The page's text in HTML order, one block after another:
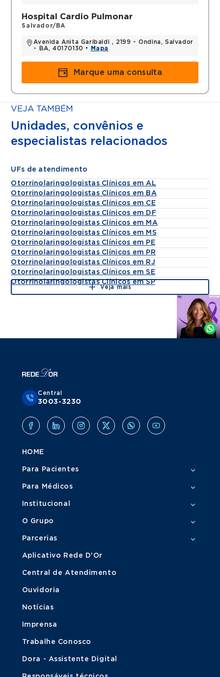
Hospital Cardio Pulmonar
Salvador/BA
Avenida Anita Garibaldi , 2199 - Ondina, Salvador
- BA, 40170130 •
Mapa
Marque uma consulta
VEJA TAMBÉM
Unidades, convênios e
especialistas relacionados
UFs de atendimento
Otorrinolaringologistas Clínicos em AL
Otorrinolaringologistas Clínicos em BA
Otorrinolaringologistas Clínicos em CE
Otorrinolaringologistas Clínicos em DF
Otorrinolaringologistas Clínicos em MA
Otorrinolaringologistas Clínicos em MS
Otorrinolaringologistas Clínicos em PE
Otorrinolaringologistas Clínicos em PR
Otorrinolaringologistas Clínicos em RJ
Otorrinolaringologistas Clínicos em SE
Otorrinolaringologistas Clínicos em SP
Veja mais
Agende
Whatsapp
Central
3003-3230
HOME
Para Pacientes
Para Médicos
Institucional
O Grupo
Parcerias
Aplicativo Rede D'Or
Central de Atendimento
Ouvidoria
Notícias
Imprensa
Trabalhe Conosco
Dora - Assistente Digital